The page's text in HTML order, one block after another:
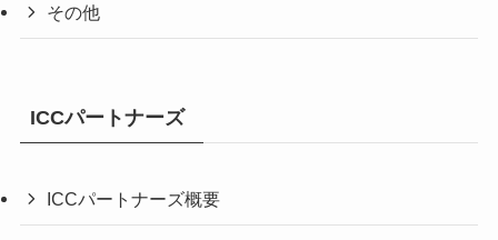
その他
ICCパートナーズ
ICCパートナーズ概要